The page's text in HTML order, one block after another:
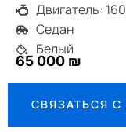
Двигатель:
Седан
Белый
65 000 ₪
СВЯЗАТЬСЯ